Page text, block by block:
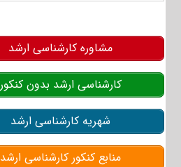
مشاوره کارشناسی ارشد
کارشناسی ارشد بدون کنکور
شهریه کارشناسی ارشد
منابع کنکور کارشناسی ارشد